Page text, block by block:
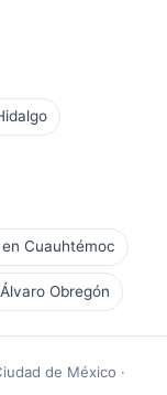
Cuauhtémoc
Obregón
de México ·